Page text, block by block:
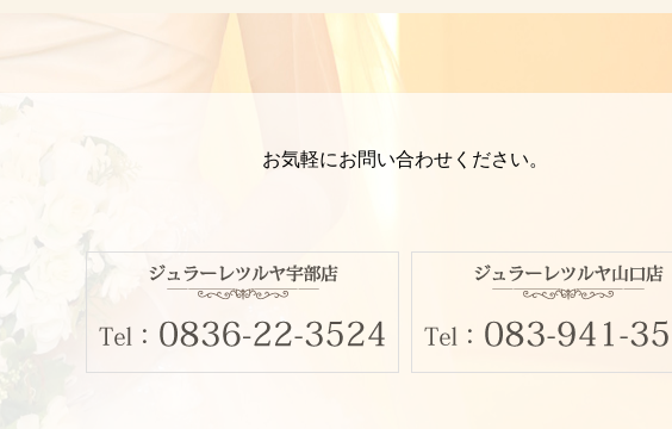
お気軽にお問い合わせください。